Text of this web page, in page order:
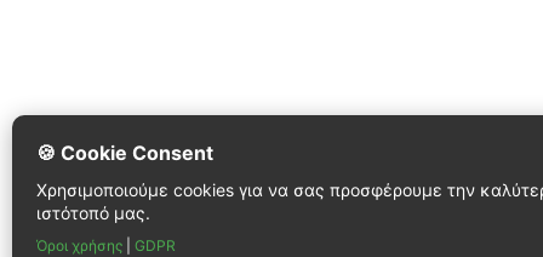
🍪 Cookie Consent
Χρησιμοποιούμε cookies για να σας προσφέρουμε την
ιστότοπό μας.
Όροι χρήσης GDPR